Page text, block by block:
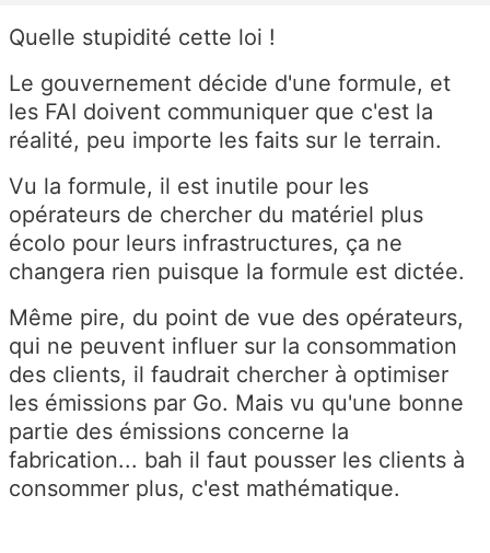
Quelle stupidité cette loi !
Le gouvernement décide d'une formule, et
les FAI doivent communiquer que c'est la
réalité, peu importe les faits sur le terrain.
Vu la formule, il est inutile pour les
opérateurs de chercher du matériel plus
écolo pour leurs infrastructures, ça ne
changera rien puisque la formule est dictée.
Même pire, du point de vue des opérateurs,
qui ne peuvent influer sur la consommation
des clients, il faudrait chercher à optimiser
les émissions par Go. Mais vu qu'une bonne
partie des émissions concerne la
fabrication... bah il faut pousser les clients à
consommer plus, c'est mathématique.